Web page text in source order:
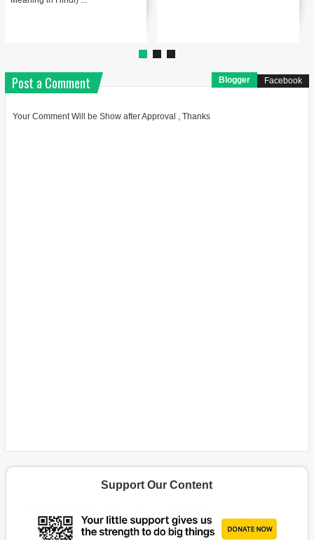
Post a Comment Blogger Facebook
Your Comment Will be Show after Approval , Thanks
Support Our Content